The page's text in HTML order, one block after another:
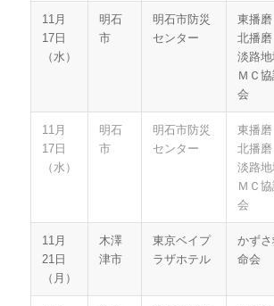
11月
17日
（水）
明石
市
明石市防災
センター
東播磨
北播磨
淡路
ＭＣ
会
11月
17日
（水）
明石
市
明石市防災
センター
東播磨
北播磨
淡路
ＭＣ
会
11月
21日
（月）
木澤
津市
東京ベイプ
ラザホテル
かずさ
命会